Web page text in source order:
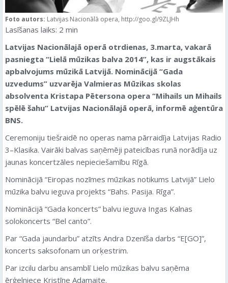
Foto autors: Latvijas Nacionālā opera, http://goo.gl/9ZLJHh
Lasīšanas laiks: 2 min
Latvijas Nacionālajā operā otrdienas, 3.marta, vakarā
pasniegta “Lielā mūzikas balva 2014”, kas ir augstākais
apbalvojums mūzikā Latvijā. Nominācijā “Gada
uzvedums” uzvarēja Valmieras Mūzikas skolas
absolventa Kristapa Pētersona opera “Mihails un Mihails
spēlē šahu” Latvijas Nacionālajā operā, informē aģentūra
BNS.
Ceremoniju tiešraidē no operas nama pārraidīja Latvijas Radio
3–Klasika. Vairāki balvas saņēmēji pateicības runā norādīja uz
jaunas koncertzāles nepieciešamību Rīgā.
Nominācijā “Eiropas nozīmes mūzikas notikums Latvijā” Lielo
mūzika balvu ieguva projekts “Bahs. Pasija. Rīga”.
Nominācijā “Gada koncerts” balvu ieguva Ingas Kalnas
solokoncerts “Bel canto”.
Par “Gada jaundarbu” atzīts Andra Dzenīša darbs “E[GO]”,
koncerts saksofonam un orķestrim.
Par izcilu darbu ansamblī Lielo mūzikas balvu saņēma
ērģelniece Kristīne Adamaite.